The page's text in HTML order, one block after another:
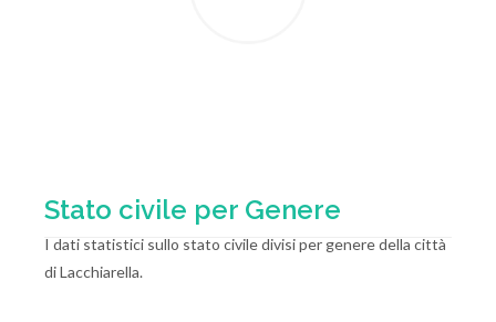
Stato civile per Genere
I dati statistici sullo stato civile divisi per genere della città
di Lacchiarella.